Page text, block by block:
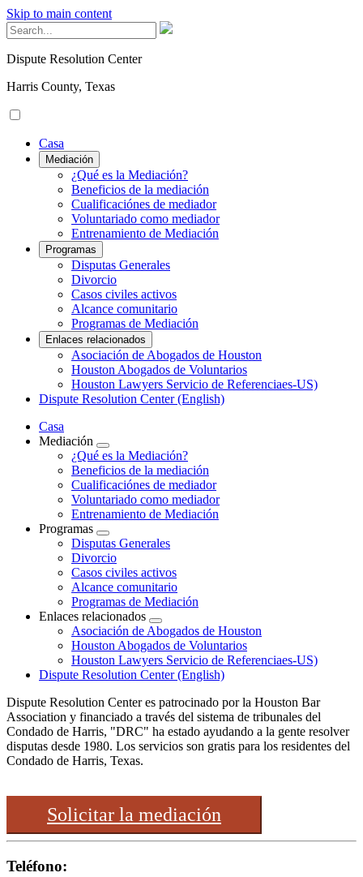
Skip to main content
Dispute Resolution Center
Harris County, Texas
Casa
Mediación
¿Qué es la Mediación?
Beneficios de la mediación
Cualificaciónes de mediador
Voluntariado como mediador
Entrenamiento de Mediación
Programas
Disputas Generales
Divorcio
Casos civiles activos
Alcance comunitario
Programas de Mediación
Enlaces relacionados
Asociación de Abogados de Houston
Houston Abogados de Voluntarios
Houston Lawyers Servicio de Referenciaes-US)
Dispute Resolution Center (English)
Casa
Mediación
¿Qué es la Mediación?
Beneficios de la mediación
Cualificaciónes de mediador
Voluntariado como mediador
Entrenamiento de Mediación
Programas
Disputas Generales
Divorcio
Casos civiles activos
Alcance comunitario
Programas de Mediación
Enlaces relacionados
Asociación de Abogados de Houston
Houston Abogados de Voluntarios
Houston Lawyers Servicio de Referenciaes-US)
Dispute Resolution Center (English)
Dispute Resolution Center es patrocinado por la Houston Bar
Association y financiado a través del sistema de tribunales del
Condado de Harris, "DRC" ha estado ayudando a la gente resolver
disputas desde 1980. Los servicios son gratis para los residentes del
Condado de Harris, Texas.
Solicitar la mediación
Teléfono: